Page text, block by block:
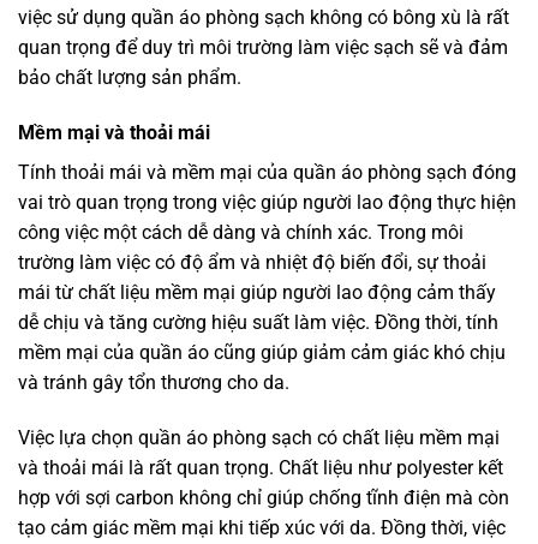
việc sử dụng quần áo phòng sạch không có bông xù là rất
quan trọng để duy trì môi trường làm việc sạch sẽ và đảm
bảo chất lượng sản phẩm.
Mềm mại và thoải mái
Tính thoải mái và mềm mại của quần áo phòng sạch đóng
vai trò quan trọng trong việc giúp người lao động thực hiện
công việc một cách dễ dàng và chính xác. Trong môi
trường làm việc có độ ẩm và nhiệt độ biến đổi, sự thoải
mái từ chất liệu mềm mại giúp người lao động cảm thấy
dễ chịu và tăng cường hiệu suất làm việc. Đồng thời, tính
mềm mại của quần áo cũng giúp giảm cảm giác khó chịu
và tránh gây tổn thương cho da.
Việc lựa chọn quần áo phòng sạch có chất liệu mềm mại
và thoải mái là rất quan trọng. Chất liệu như polyester kết
hợp với sợi carbon không chỉ giúp chống tĩnh điện mà còn
tạo cảm giác mềm mại khi tiếp xúc với da. Đồng thời, việc